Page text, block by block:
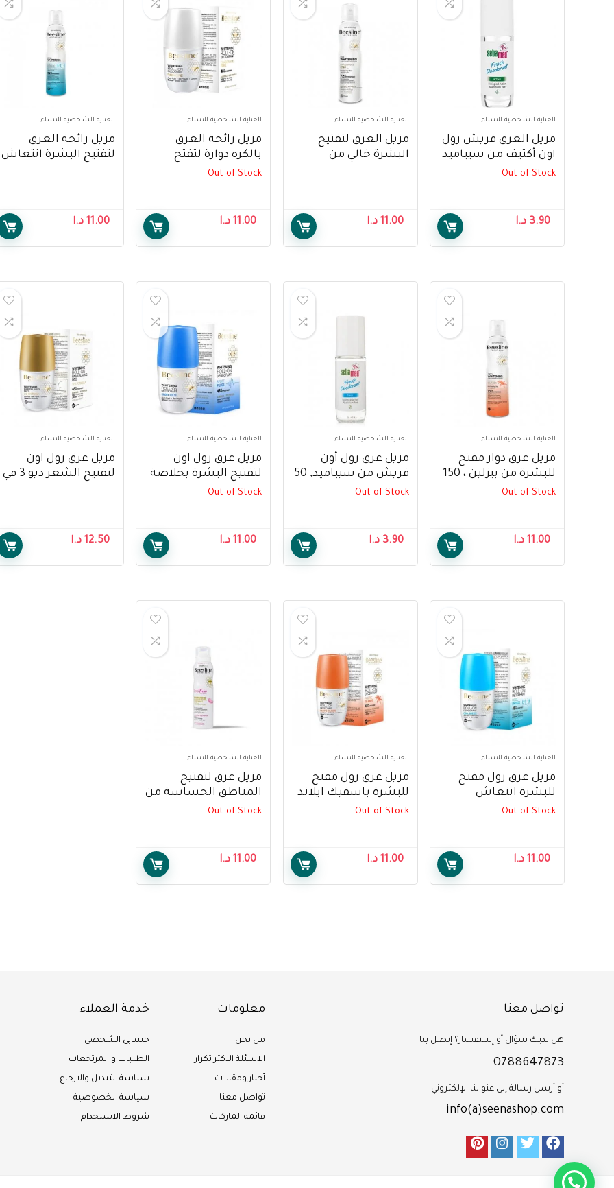
العناية الشخصية للنساء
مزيل العرق فريش رول
اون أكتيف من سيباميد
– Sebamed Deodorant
Out of Stock
3.90 د.ا
العناية الشخصية للنساء
مزيل العرق لتفتيح
البشرة خالي من
Free ,150ml
11.00 د.ا
العناية الشخصية للنساء
مزيل رائحة العرق
بالكره دوارة لتفتح
Ml
Out of Stock
11.00 د.ا
العناية الشخصية للنساء
مزيل رائحة العرق
لتفتيح البشرة انتعاش
Cool Breeze, 150ml
11.00 د.ا
العناية الشخصية للنساء
مزيل عرق دوار مفتح
للبشرة من بيزلين ، 150
مل – Beesline Deo
Pacific Islands,150ml
Out of Stock
11.00 د.ا
العناية الشخصية للنساء
مزيل عرق رول أون
فريش من سيباميد, 50
مل – Sebamed
Out of Stock
3.90 د.ا
العناية الشخصية للنساء
مزيل عرق رول اون
لتفتيح البشرة بخلاصة
النبض الرياضي من
Roll-on Deodorant
Out of Stock
11.00 د.ا
العناية الشخصية للنساء
مزيل عرق رول اون
لتفتيح الشعر ديو 3 في
Deo 3 In1 ,50ml
12.50 د.ا
العناية الشخصية للنساء
مزيل عرق رول مفتح
للبشرة انتعاش
النسيم من
Deodorant Cool
Out of Stock
11.00 د.ا
العناية الشخصية للنساء
مزيل عرق رول مفتح
للبشرة باسفيك ايلاند
Deodorant Roll On, 50
Out of Stock
11.00 د.ا
العناية الشخصية للنساء
مزيل عرق لتفتيح
المناطق الحساسة من
Deodrant ,150ml
Out of Stock
11.00 د.ا
تواصل معنا
هل لديك سؤال أو إستفسار؟ إتصل بنا
0788647873
أو أرسل رسالة إلى عنواننا الإلكتروني
info(a)seenashop.com
معلومات
من نحن
الاسئلة الاكثر تكرارا
أخبار ومقالات
تواصل معنا
قائمة الماركات
خدمة العملاء
حسابي الشخصي
الطلبات و المرتجعات
سياسة التبديل والارجاع
سياسة الخصوصية
شروط الاستخدام